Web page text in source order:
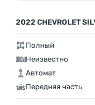
2022 CHEVROLET
Полный
Неизвестно
Автомат
Передняя часть